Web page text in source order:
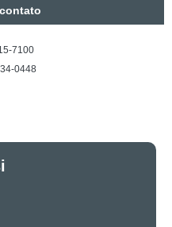
7100
0448
Rueda